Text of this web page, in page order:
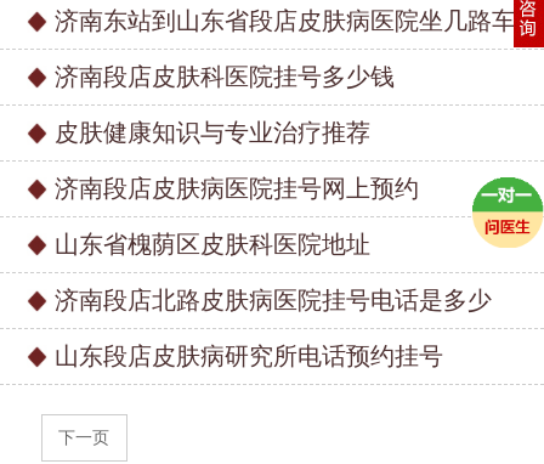
济南东站到山东省段店皮肤病医院坐几路车_
济南段店皮肤科医院挂号多少钱
皮肤健康知识与专业治疗推荐
济南段店皮肤病医院挂号网上预约
山东省槐荫区皮肤科医院地址
济南段店北路皮肤病医院挂号电话是多少
山东段店皮肤病研究所电话预约挂号
下一页